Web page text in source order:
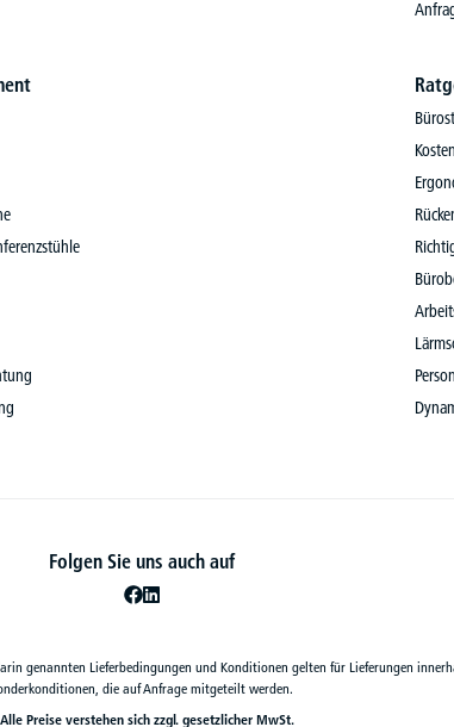
Folgen Sie uns auch auf
genannten Lieferbedingungen und Konditionen gelten für Lieferungen
die auf Anfrage mitgeteilt werden.
Preise verstehen sich zzgl. gesetzlicher MwSt.